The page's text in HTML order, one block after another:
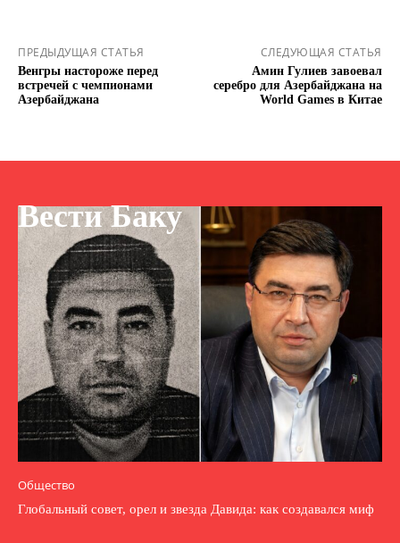
ПРЕДЫДУЩАЯ СТАТЬЯ
Венгры настороже перед
встречей с чемпионами
Азербайджана
СЛЕДУЮЩАЯ СТАТЬЯ
Амин Гулиев завоевал
серебро для Азербайджана на
World Games в Китае
Вести Баку
Общество
Глобальный совет, орел и звезда Давида: как создавался миф